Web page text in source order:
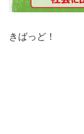
きばっど！